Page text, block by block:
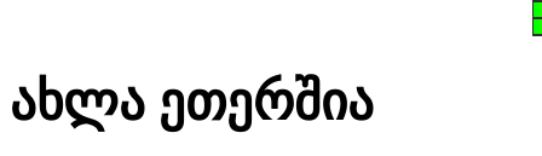
ახლა ეთერშია